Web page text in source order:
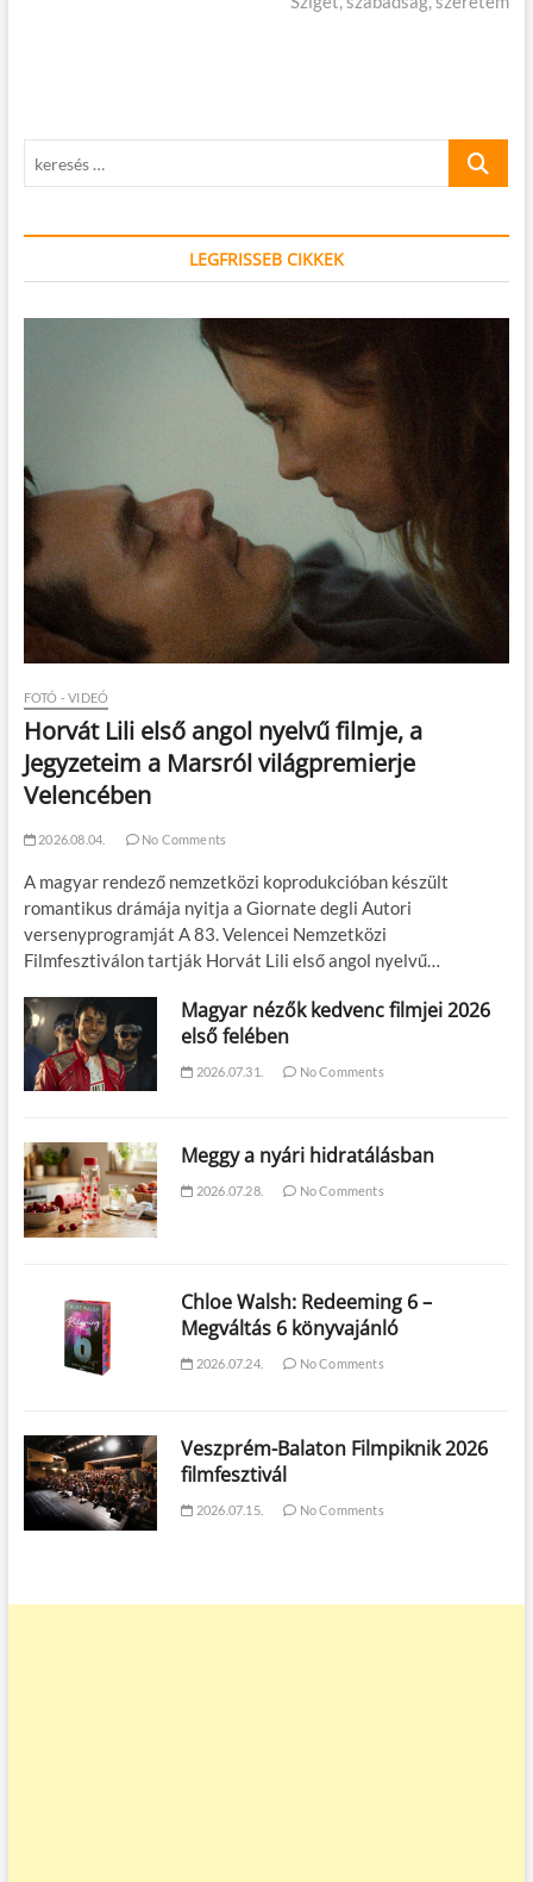
keresés
LEGFRISSEB CIKKEK
FOTÓ - VIDEÓ
Horvát Lili első angol nyelvű filmje, a
Jegyzeteim a Marsról világpremierje
Velencében
2026.08.04. No Comments
A magyar rendező nemzetközi koprodukcióban készült
romantikus drámája nyitja a Giornate degli Autori
versenyprogramját A 83. Velencei Nemzetközi
Filmfesztiválon tartják Horvát Lili első angol nyelvű…
Magyar nézők kedvenc filmjei 2026
első felében
2026.07.31. No Comments
Meggy a nyári hidratálásban
2026.07.28. No Comments
Chloe Walsh: Redeeming 6 –
Megváltás 6 könyvajánló
2026.07.24. No Comments
Veszprém-Balaton Filmpiknik 2026
filmfesztivál
2026.07.15. No Comments